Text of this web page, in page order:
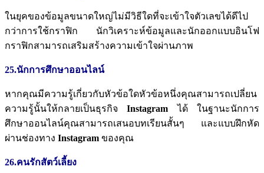
ในยุคของข้อมูลขนาดใหญ่ไม่มีวิธีใดที่จะเข้าใจตัวเลขได้ดีไป
กว่าการใช้กราฟิก
นักวิเคราะห์ข้อมูลและนักออกแบบอินโฟ
กราฟิกสามารถเสริมสร้างความเข้าใจผ่านภาพ
25.นักการศึกษาออนไลน์
หากคุณมีความรู้เกี่ยวกับหัวข้อใดหัวข้อหนึ่งคุณสามารถเปลี่ยน
ความรู้นั้นให้กลายเป็นธุรกิจ Instagram ได้
ในฐานะนักการ
ศึกษาออนไลน์คุณสามารถเสนอบทเรียนสั้นๆ
และแบบฝึกหัด
ผ่านช่องทาง Instagram ของคุณ
26.คนรักสัตว์เลี้ยง